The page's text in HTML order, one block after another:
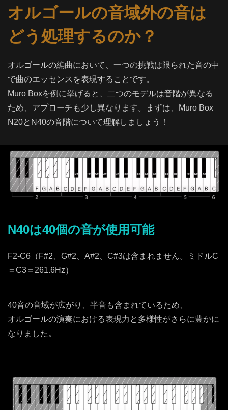
オルゴールの音域外の音は
どう処理するのか？
オルゴールの編曲において、一つの挑戦は限られた音の中
で曲のエッセンスを表現することです。
Muro Boxを例に挙げると、二つのモデルは音階が異なる
ため、アプローチも少し異なります。まずは、Muro Box
N20とN40の音階について理解しましょう！
N40は40個の音が使用可能
F2-C6（F#2、G#2、A#2、C#3は含まれません。ミドルC
＝C3＝261.6Hz）
40音の音域が広がり、半音も含まれているため、
オルゴールの演奏における表現力と多様性がさらに豊かに
なりました。